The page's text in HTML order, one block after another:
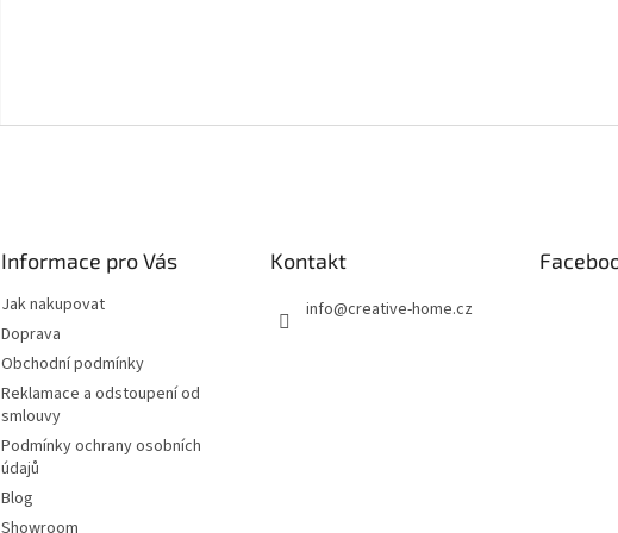
Informace pro Vás
Jak nakupovat
Doprava
Obchodní podmínky
Reklamace a odstoupení od
smlouvy
Podmínky ochrany osobních
údajů
Blog
Showroom
Kontakt
info@creative-home.cz